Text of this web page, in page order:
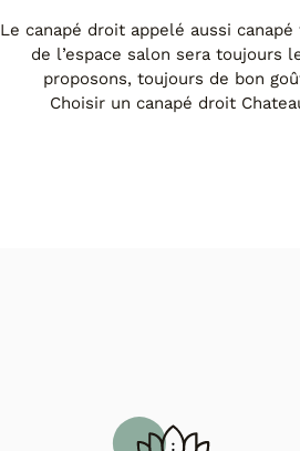
Le canapé droit appelé aussi
de l’espace salon sera toujours
proposons, toujours de bon
Choisir un canapé droit